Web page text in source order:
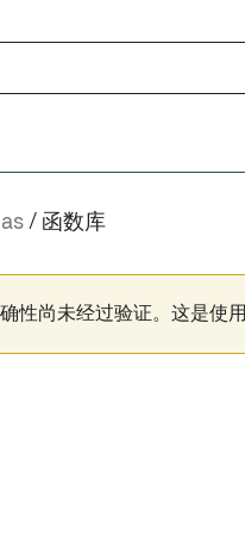
函数库
性尚未经过验证。这是使用